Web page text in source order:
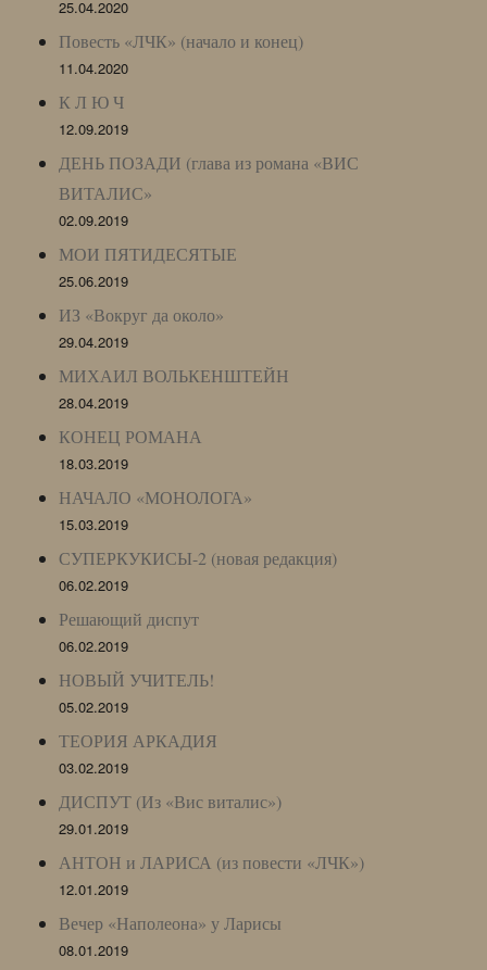
25.04.2020
Повесть «ЛЧК» (начало и конец)
11.04.2020
К Л Ю Ч
12.09.2019
ДЕНЬ ПОЗАДИ (глава из романа «ВИС
ВИТАЛИС»
02.09.2019
МОИ ПЯТИДЕСЯТЫЕ
25.06.2019
ИЗ «Вокруг да около»
29.04.2019
МИХАИЛ ВОЛЬКЕНШТЕЙН
28.04.2019
КОНЕЦ РОМАНА
18.03.2019
НАЧАЛО «МОНОЛОГА»
15.03.2019
СУПЕРКУКИСЫ-2 (новая редакция)
06.02.2019
Решающий диспут
06.02.2019
НОВЫЙ УЧИТЕЛЬ!
05.02.2019
ТЕОРИЯ АРКАДИЯ
03.02.2019
ДИСПУТ (Из «Вис виталис»)
29.01.2019
АНТОН и ЛАРИСА (из повести «ЛЧК»)
12.01.2019
Вечер «Наполеона» у Ларисы
08.01.2019